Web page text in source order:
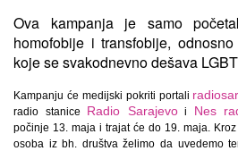
Ova kampanja je samo
homofobije i transfobije,
koje se svakodnevno dešava
Kampanju će medijski pokriti portali
radio stanice Radio Sarajevoi Nes
počinje 13. maja i trajat će do 19. maja.
osoba iz bh. društva želimo da uvedemo